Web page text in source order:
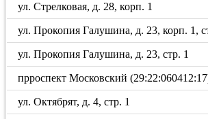
ул. Стрелковая, д. 28, корп. 1
ул. Прокопия Галушина, д. 23, корп. 1,
ул. Прокопия Галушина, д. 23, стр. 1
прроспект Московский
ул. Октябрят, д. 4, стр. 1